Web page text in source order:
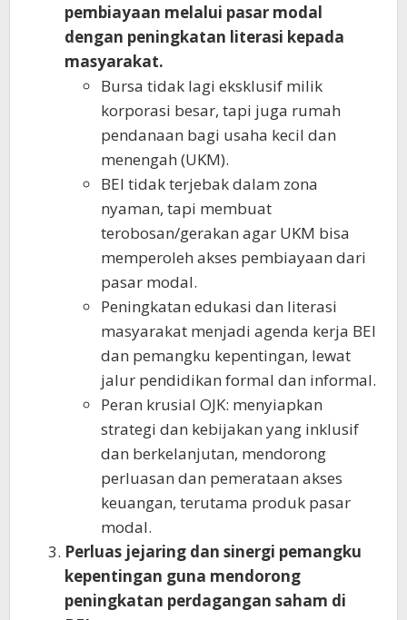
pembiayaan melalui pasar modal
dengan peningkatan literasi kepada
masyarakat.
Bursa tidak lagi eksklusif milik
korporasi besar, tapi juga rumah
pendanaan bagi usaha kecil dan
menengah (UKM).
BEI tidak terjebak dalam zona
nyaman, tapi membuat
terobosan/gerakan agar UKM bisa
memperoleh akses pembiayaan dari
pasar modal.
Peningkatan edukasi dan literasi
masyarakat menjadi agenda kerja BEI
dan pemangku kepentingan, lewat
jalur pendidikan formal dan informal.
Peran krusial OJK: menyiapkan
strategi dan kebijakan yang inklusif
dan berkelanjutan, mendorong
perluasan dan pemerataan akses
keuangan, terutama produk pasar
modal.
Perluas jejaring dan sinergi pemangku
kepentingan guna mendorong
peningkatan perdagangan saham di